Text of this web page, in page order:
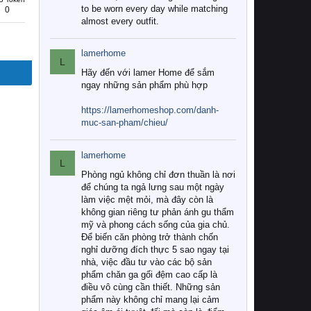
0
to be worn every day while matching
almost every outfit.
L
lamerhome
Hãy đến với lamer Home để sắm
ngay những sản phẩm phù hợp
https://lamerhomeshop.com/danh-
muc-san-pham/chieu/
L
lamerhome
Phòng ngủ không chỉ đơn thuần là nơi
để chúng ta ngả lưng sau một ngày
làm việc mệt mỏi, mà đây còn là
không gian riêng tư phản ánh gu thẩm
mỹ và phong cách sống của gia chủ.
Để biến căn phòng trở thành chốn
nghỉ dưỡng đích thực 5 sao ngay tại
nhà, việc đầu tư vào các bộ sản
phẩm chăn ga gối đệm cao cấp là
điều vô cùng cần thiết. Những sản
phẩm này không chỉ mang lại cảm